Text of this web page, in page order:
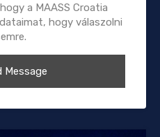
a MAASS Croatia
hogy válaszolni
Message